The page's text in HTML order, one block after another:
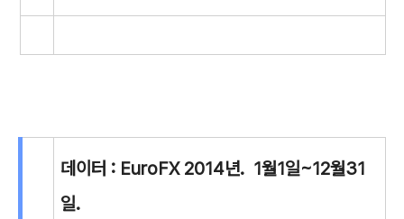
데이터 : EuroFX 2014년. 1월1일~12월31
일.